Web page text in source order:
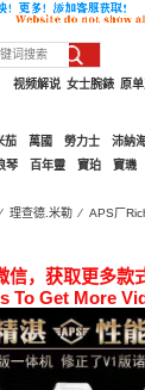
原
女士腕錶
视频解说
茄 萬國 勞力士 沛納
琴 百年靈 寶珀 寶璣
理查德.米勒 ⁄ APS厂
信，获取更多款
To Get More